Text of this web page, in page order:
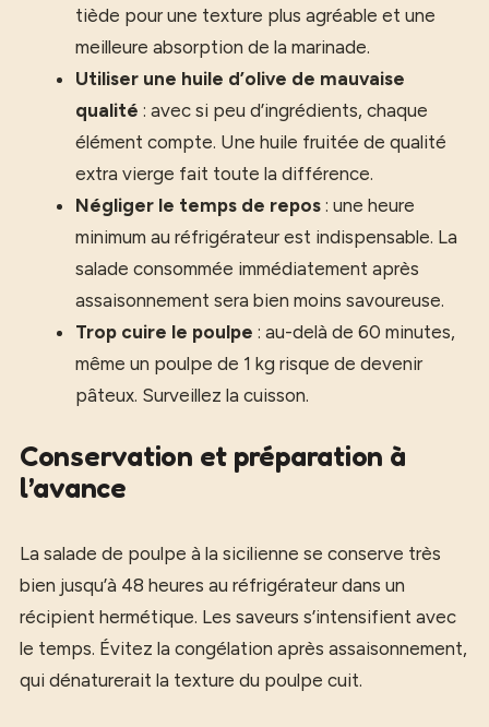
tiède pour une texture plus agréable et une
meilleure absorption de la marinade.
Utiliser une huile d’olive de mauvaise
qualité : avec si peu d’ingrédients, chaque
élément compte. Une huile fruitée de qualité
extra vierge fait toute la différence.
Négliger le temps de repos : une heure
minimum au réfrigérateur est indispensable. La
salade consommée immédiatement après
assaisonnement sera bien moins savoureuse.
Trop cuire le poulpe : au-delà de 60 minutes,
même un poulpe de 1 kg risque de devenir
pâteux. Surveillez la cuisson.
Conservation et préparation à
l’avance
La salade de poulpe à la sicilienne se conserve très
bien jusqu’à 48 heures au réfrigérateur dans un
récipient hermétique. Les saveurs s’intensifient avec
le temps. Évitez la congélation après assaisonnement,
qui dénaturerait la texture du poulpe cuit.